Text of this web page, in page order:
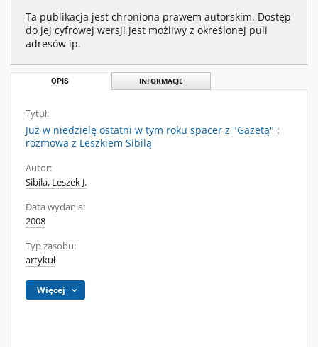
Ta publikacja jest chroniona prawem autorskim. Dostęp
do jej cyfrowej wersji jest możliwy z określonej puli
adresów ip.
OPIS INFORMACJE
Tytuł:
Już w niedzielę ostatni w tym roku spacer z "Gazetą" :
rozmowa z Leszkiem Sibilą
Autor:
Sibila, Leszek J.
Data wydania:
2008
Typ zasobu:
artykuł
Więcej